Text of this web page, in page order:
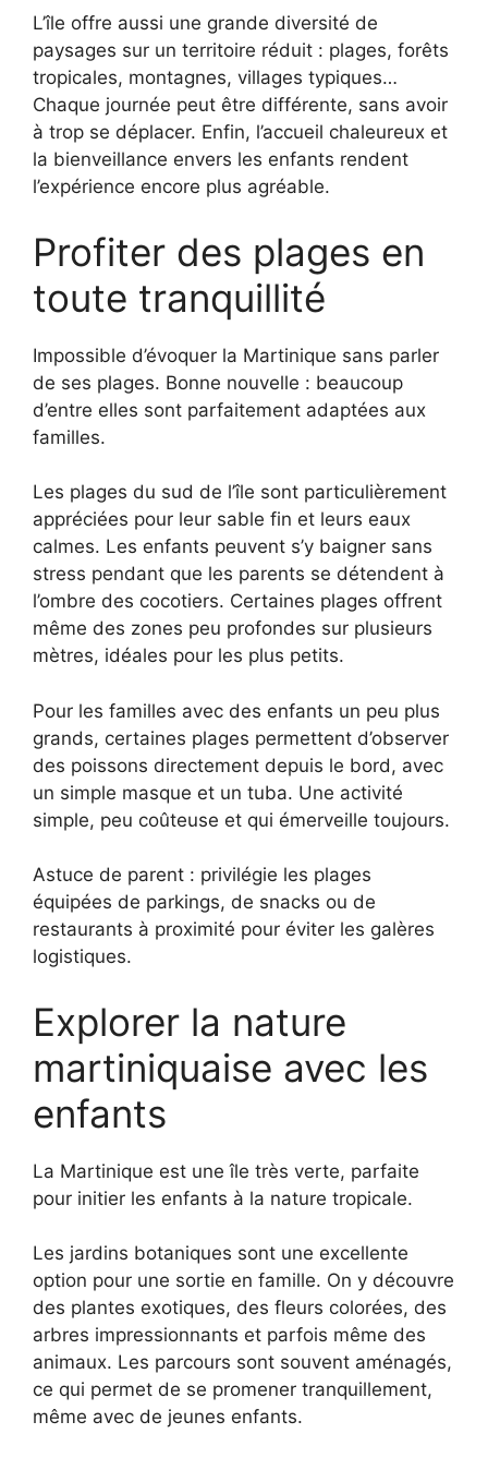
L’île offre aussi une grande diversité de
paysages sur un territoire réduit : plages, forêts
tropicales, montagnes, villages typiques…
Chaque journée peut être différente, sans avoir
à trop se déplacer. Enfin, l’accueil chaleureux et
la bienveillance envers les enfants rendent
l’expérience encore plus agréable.
Profiter des plages en
toute tranquillité
Impossible d’évoquer la Martinique sans parler
de ses plages. Bonne nouvelle : beaucoup
d’entre elles sont parfaitement adaptées aux
familles.
Les plages du sud de l’île sont particulièrement
appréciées pour leur sable fin et leurs eaux
calmes. Les enfants peuvent s’y baigner sans
stress pendant que les parents se détendent à
l’ombre des cocotiers. Certaines plages offrent
même des zones peu profondes sur plusieurs
mètres, idéales pour les plus petits.
Pour les familles avec des enfants un peu plus
grands, certaines plages permettent d’observer
des poissons directement depuis le bord, avec
un simple masque et un tuba. Une activité
simple, peu coûteuse et qui émerveille toujours.
Astuce de parent : privilégie les plages
équipées de parkings, de snacks ou de
restaurants à proximité pour éviter les galères
logistiques.
Explorer la nature
martiniquaise avec les
enfants
La Martinique est une île très verte, parfaite
pour initier les enfants à la nature tropicale.
Les jardins botaniques sont une excellente
option pour une sortie en famille. On y découvre
des plantes exotiques, des fleurs colorées, des
arbres impressionnants et parfois même des
animaux. Les parcours sont souvent aménagés,
ce qui permet de se promener tranquillement,
même avec de jeunes enfants.